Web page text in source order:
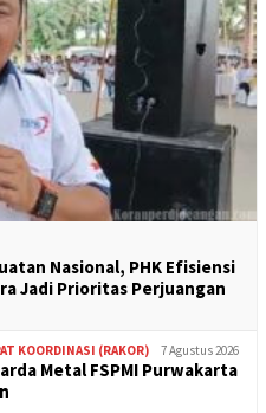
Nasional, PHK Efisiensi
Jadi Prioritas Perjuangan
KOORDINASI (RAKOR) 7 Agustus 2026
Metal FSPMI Purwakarta